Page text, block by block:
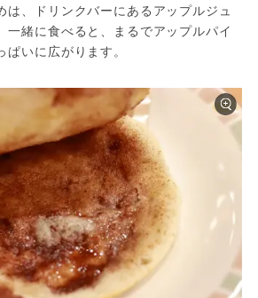
は、ドリンクバーにあるアップルジュ
一緒に食べると、まるでアップルパイ
いに広がります。